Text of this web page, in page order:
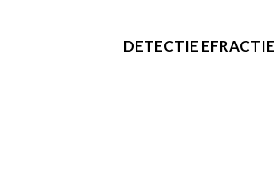
DETECTIE EFRACTIE